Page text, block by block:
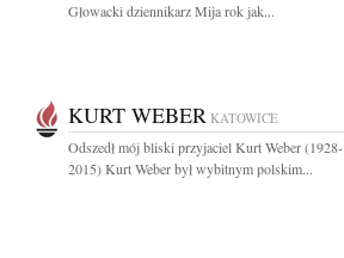
Głowacki dziennikarz Mija rok jak...
KURT WEBER KATOWICE
Odszedł mój bliski przyjaciel Kurt Weber (1928-
2015) Kurt Weber był wybitnym polskim...